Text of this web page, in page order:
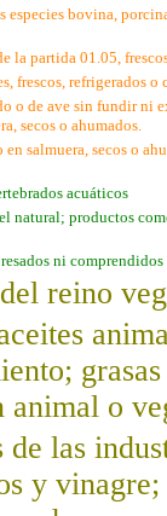
especies bovina,
la partida 01.05,
frescos, refrigerados o
o de ave sin fundir ni
secos o ahumados.
salmuera, secos o
acuáticos
natural; productos
ni comprendidos
reino
animal o
las
y vinagre;